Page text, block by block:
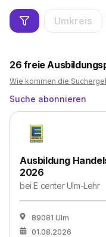
Umkreis
26 freie
Wie kommen die
Suche abonnieren
Ausbildung
2026
beiE center Ulm-Lehr
89081 Ulm
01.08.2026